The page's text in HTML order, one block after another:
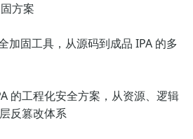
方案
加固工具，从源码到成品 IPA 的多
的工程化安全方案，从资源、逻辑
反篡改体系